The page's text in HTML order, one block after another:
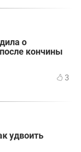
о
кончины
3
удвоить